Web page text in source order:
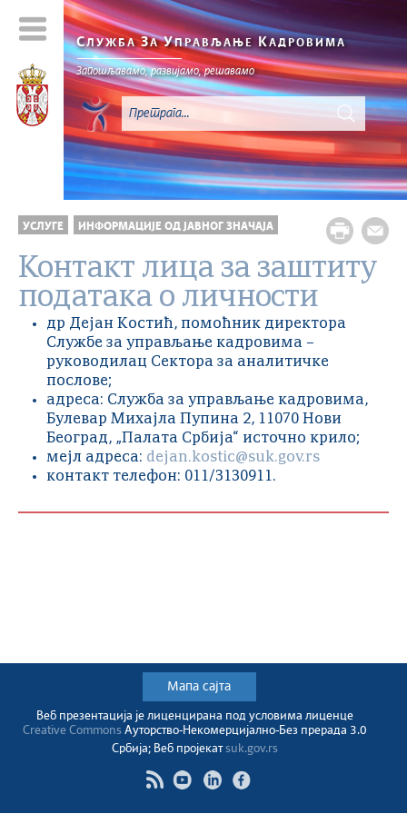
СЛУЖБА ЗАУПРАВЉАЊЕ КАДРОВИМА
Запошљавамо, развијамо, решавамо
УСЛУГЕ ИНФОРМАЦИЈЕ ОД ЈАВНОГ ЗНАЧАЈА
Контакт лица за заштиту
података о личности
др Дејан Костић, помоћник директора
Службе за управљање кадровима –
руководилац Сектора за аналитичке
послове;
адреса: Служба за управљање кадровима,
Булевар Михајла Пупина 2, 11070 Нови
Београд, „Палата Србија“ источно крило;
мејл адреса: dejan.kostic@suk.gov.rs
контакт телефон: 011/3130911.
Мапа сајта
Веб презентација jе лиценциранa под условима лиценце
Creative CommonsАуторство-Некомерцијално-Без прерада 3.0
Србија; Веб пројекатsuk.gov.rs